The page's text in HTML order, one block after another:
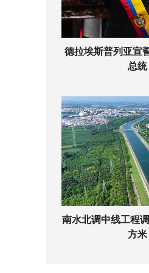
德拉埃斯普列亚宣
总统
南水北调中线工程
方米